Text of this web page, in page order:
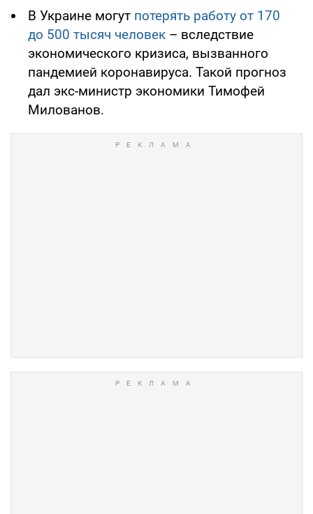
В Украине могут потерять работу от 170
до 500 тысяч человек – вследствие
экономического кризиса, вызванного
пандемией коронавируса. Такой прогноз
дал экс-министр экономики Тимофей
Милованов.